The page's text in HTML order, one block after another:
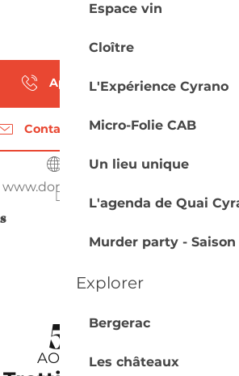
Espace vin
Cloître
L'Expérience Cyrano
Micro-Folie CAB
Un lieu unique
L'agenda de Quai
Murder party - Saison
Explorer
Bergerac
Les châteaux
Appeler
Contactez-nous
www.dordogne.fr
5
AOÛT